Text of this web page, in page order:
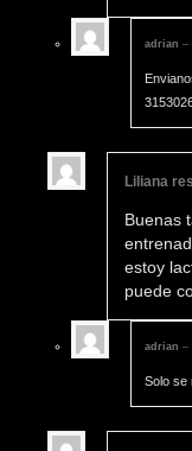
adrian –
Liliana
Buenas
estoy
puede
adrian –
Solo se